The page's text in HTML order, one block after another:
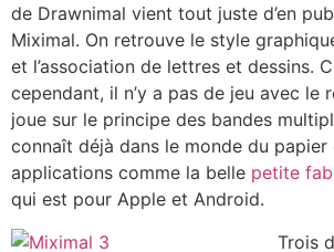
de Drawnimal vient tout juste d’en
Miximal. On retrouve le style
et l’association de lettres et dessins.
cependant, il n’y a pas de jeu avec le
joue sur le principe des bandes
connaît déjà dans le monde du papier
applications comme la belle petite
qui est pour Apple et Android.
Trois